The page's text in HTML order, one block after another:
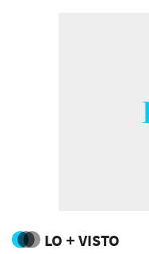
LO + VISTO